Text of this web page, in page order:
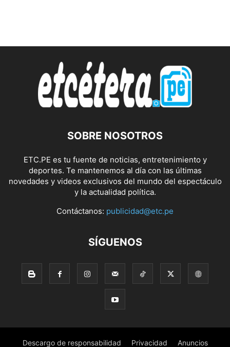
SOBRE NOSOTROS
ETC.PE es tu fuente de noticias, entretenimiento y
deportes. Te mantenemos al día con las últimas
novedades y videos exclusivos del mundo del espectáculo
y la actualidad política.
Contáctanos: publicidad@etc.pe
SÍGUENOS
Descargo de responsabilidad Privacidad Anuncios